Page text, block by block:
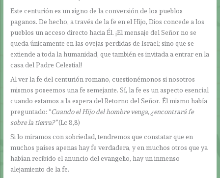
Este centurión es un signo de la conversión de los pueblos
paganos. De hecho, a través de la fe en el Hijo, Dios concede a los
pueblos un acceso directo hacia Él. ¡El mensaje del Señor no se
queda únicamente en las ovejas perdidas de Israel; sino que se
extiende a toda la humanidad, que también es invitada a entrar en la
casa del Padre Celestial!
Al ver la fe del centurión romano, cuestionémonos si nosotros
mismos poseemos una fe semejante. Sí, la fe es un aspecto esencial
cuando estamos a la espera del Retorno del Señor. Él mismo había
preguntado: “Cuando el Hijo del hombre venga, ¿encontrará fe
sobre la tierra?”(Lc 8,8)
Si lo miramos con sobriedad, tendremos que constatar que en
muchos países apenas hay fe verdadera, y en muchos otros que ya
habían recibido el anuncio del evangelio, hay un inmenso
alejamiento de la fe.